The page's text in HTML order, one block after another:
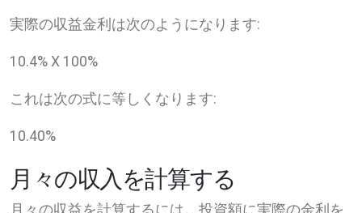
実際の収益金利は次のようになります:
10.4% X 100%
これは次の式に等しくなります:
10.40%
月々の収入を計算する